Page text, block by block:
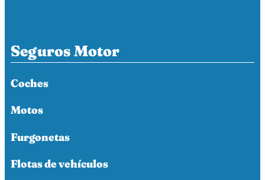
Seguros Motor
Coches
Motos
Furgonetas
Flotas de vehículos